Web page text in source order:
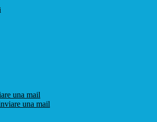
una mail
una mail